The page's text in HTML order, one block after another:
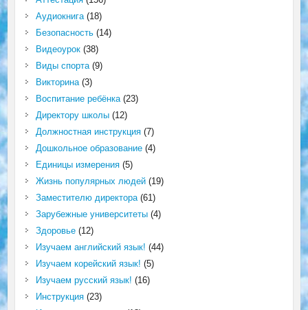
Аудиокнига(18)
Безопасность(14)
Видеоурок(38)
Виды спорта(9)
Викторина(3)
Воспитание ребёнка(23)
Директору школы(12)
Должностная инструкция(7)
Дошкольное образование(4)
Единицы измерения(5)
Жизнь популярных людей(19)
Заместителю директора(61)
Зарубежные университеты(4)
Здоровье(12)
Изучаем английский язык! (44)
Изучаем корейский язык! (5)
Изучаем русский язык! (16)
Инструкция(23)